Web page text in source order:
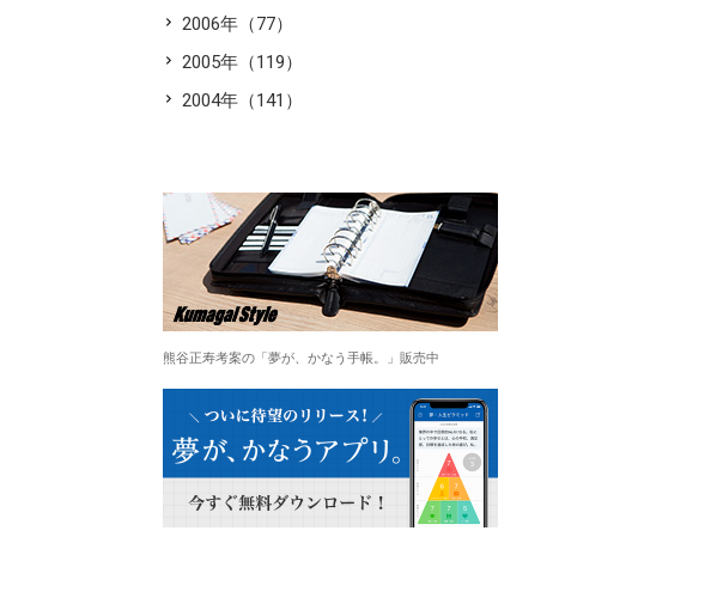
2006年（77）
2005年（119）
2004年（141）
熊谷正寿考案の「夢が、かなう手帳。」販売中